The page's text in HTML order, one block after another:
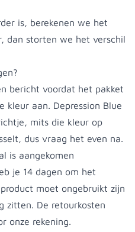
is, berekenen we het
dan storten we het verschil
bericht voordat het pakket
kleur aan. Depression Blue
mits die kleur op
dus vraag het even na.
is aangekomen
je 14 dagen om het
moet ongebruikt zijn
zitten. De retourkosten
onze rekening.